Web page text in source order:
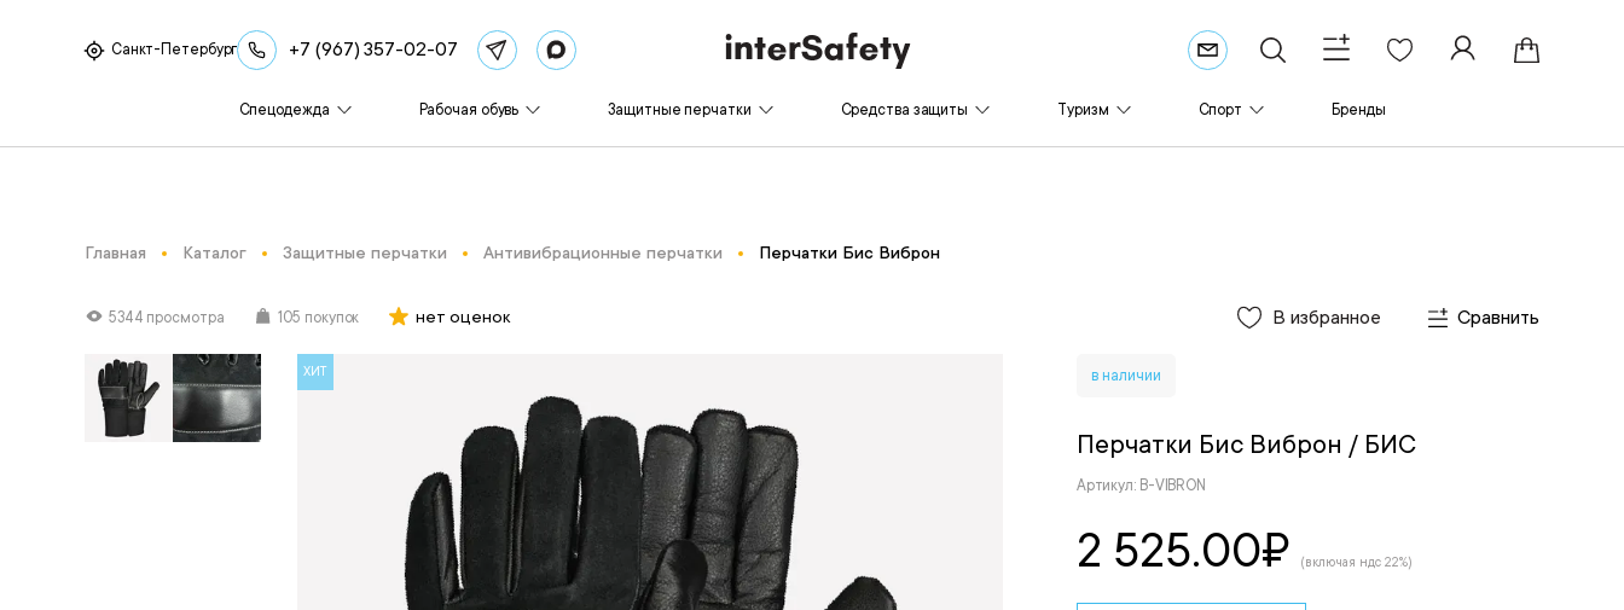
Санкт-Петербург +7 (967) 357-02-07
Спецодежда Рабочая обувь Защитные перчатки Средства защиты Туризм Спорт Бренды
Главная Каталог Защитные перчатки Антивибрационные перчатки Перчатки Бис Виброн
5344 просмотра 105 покупок нет оценок В избранное Сравнить
ХИТ в наличии
Перчатки Бис Виброн / БИС
Артикул: B-VIBRON
2 525.00₽ (включая ндс 22%)